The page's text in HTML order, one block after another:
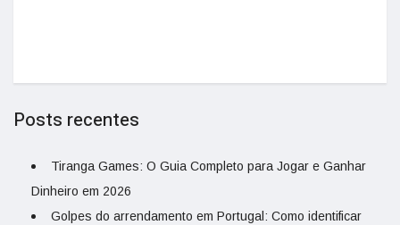
Posts recentes
Tiranga Games: O Guia Completo para Jogar e Ganhar
Dinheiro em 2026
Golpes do arrendamento em Portugal: Como identificar